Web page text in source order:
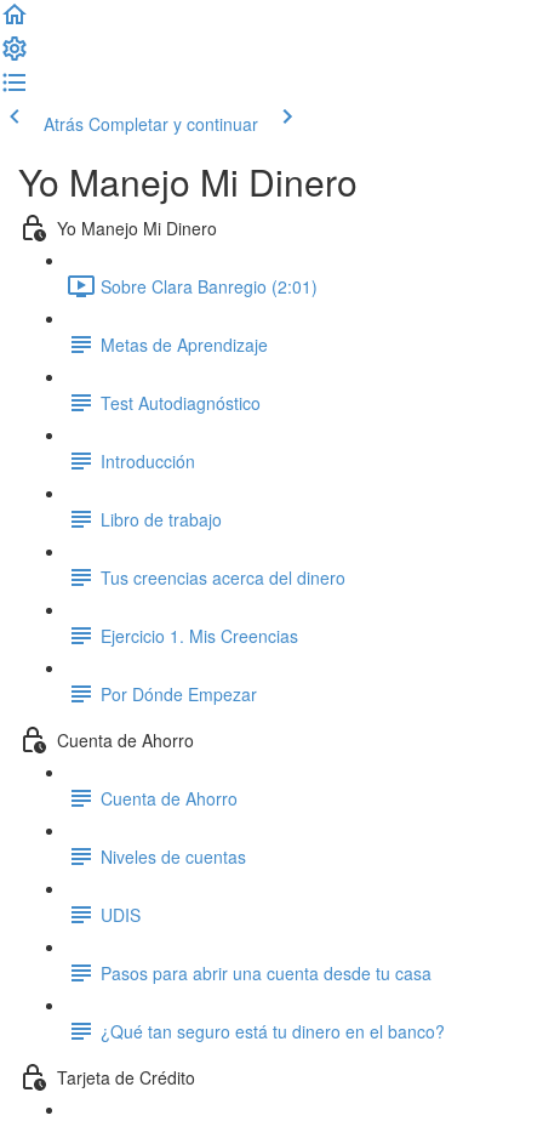
Atrás Completar y continuar
Yo Manejo Mi Dinero
Yo Manejo Mi Dinero
Sobre Clara Banregio (2:01)
Metas de Aprendizaje
Test Autodiagnóstico
Introducción
Libro de trabajo
Tus creencias acerca del dinero
Ejercicio 1. Mis Creencias
Por Dónde Empezar
Cuenta de Ahorro
Cuenta de Ahorro
Niveles de cuentas
UDIS
Pasos para abrir una cuenta desde tu casa
¿Qué tan seguro está tu dinero en el banco?
Tarjeta de Crédito